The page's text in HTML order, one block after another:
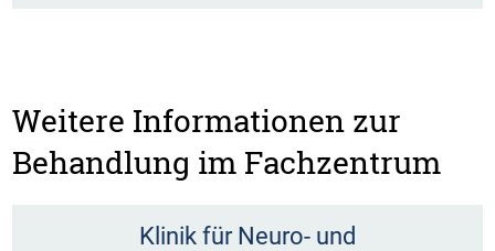
Weitere Informationen zur
Behandlung im Fachzentrum
Klinik für Neuro- und